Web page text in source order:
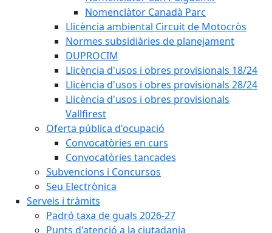
Nomenclàtor Canadà Parc
Llicència ambiental Circuit de Motocròs
Normes subsidiàries de planejament
DUPROCIM
Llicència d'usos i obres provisionals 18/24
Llicència d'usos i obres provisionals 28/24
Llicència d'usos i obres provisionals
Vallfirest
Oferta pública d'ocupació
Convocatòries en curs
Convocatòries tancades
Subvencions i Concursos
Seu Electrònica
Serveis i tràmits
Padró taxa de guals 2026-27
Punts d'atenció a la ciutadania